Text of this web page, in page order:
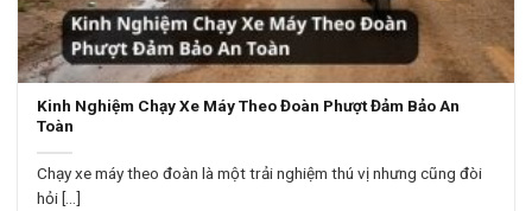
Kinh Nghiệm Chạy Xe Máy Theo Đoàn Phượt Đảm Bảo An
Toàn
Chạy xe máy theo đoàn là một trải nghiệm thú vị nhưng cũng đòi
hỏi [...]